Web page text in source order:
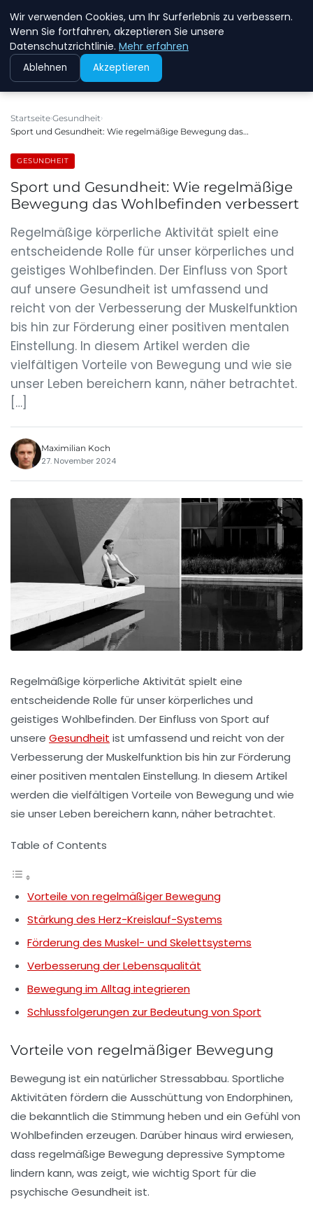
NEW ENERGY JOBS
Startseite Gesundheit
Sport und Gesundheit: Wie regelmäßige Bewegung das…
GESUNDHEIT
Sport und Gesundheit: Wie regelmäßige
Bewegung das Wohlbefinden verbessert
Regelmäßige körperliche Aktivität spielt eine
entscheidende Rolle für unser körperliches und
geistiges Wohlbefinden. Der Einfluss von Sport
auf unsere Gesundheit ist umfassend und
reicht von der Verbesserung der Muskelfunktion
bis hin zur Förderung einer positiven mentalen
Einstellung. In diesem Artikel werden die
vielfältigen Vorteile von Bewegung und wie sie
unser Leben bereichern kann, näher betrachtet.
[…]
Maximilian Koch
27. November 2024
Regelmäßige körperliche Aktivität spielt eine
entscheidende Rolle für unser körperliches und
geistiges Wohlbefinden. Der Einfluss von Sport auf
unsere Gesundheit ist umfassend und reicht von der
Verbesserung derMuskelfunktion bis hin zur Förderung
einer positiven mentalen Einstellung. In diesem Artikel
werden die vielfältigen Vorteile von Bewegung und wie
sie unser Leben bereichern kann, näher betrachtet.
Table of Contents
Vorteile von regelmäßiger Bewegung
Stärkung des Herz-Kreislauf-Systems
Förderung des Muskel- und Skelettsystems
Verbesserung der Lebensqualität
Bewegung im Alltag integrieren
Schlussfolgerungen zur Bedeutung von Sport
Vorteile von regelmäßiger Bewegung
Bewegung ist ein natürlicher Stressabbau. Sportliche
Aktivitäten fördern die Ausschüttung von Endorphinen,
die bekanntlich die Stimmung heben und ein Gefühl von
Wohlbefinden erzeugen. Darüber hinaus wird erwiesen,
dass regelmäßige Bewegung depressive Symptome
lindern kann, was zeigt, wie wichtig Sport für die
psychische Gesundheit ist.
Wir verwenden Cookies, um Ihr Surferlebnis zu verbessern.
Wenn Sie fortfahren, akzeptieren Sie unsere
Datenschutzrichtlinie. Mehr erfahren
Ablehnen Akzeptieren